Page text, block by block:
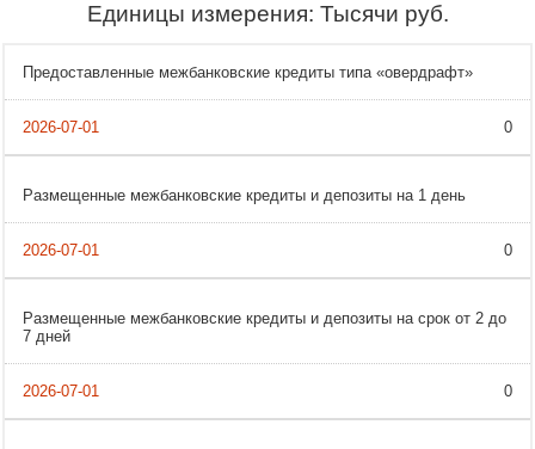
Единицы измерения: Тысячи руб.
Предоставленные межбанковские кредиты типа «овердрафт»
0
Размещенные межбанковские кредиты и депозиты на 1 день
0
Размещенные межбанковские кредиты и депозиты на срок от 2 до
7 дней
0